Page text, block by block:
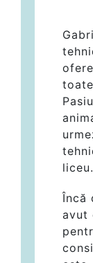
liceu.
Încă
avut